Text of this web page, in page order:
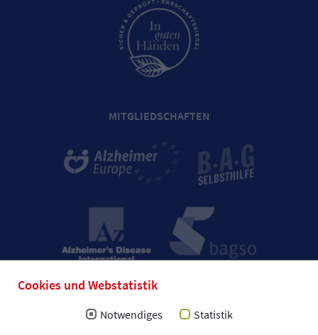
Cookies und Webstatistik
Notwendiges Statistik
MITGLIEDSCHAFTEN